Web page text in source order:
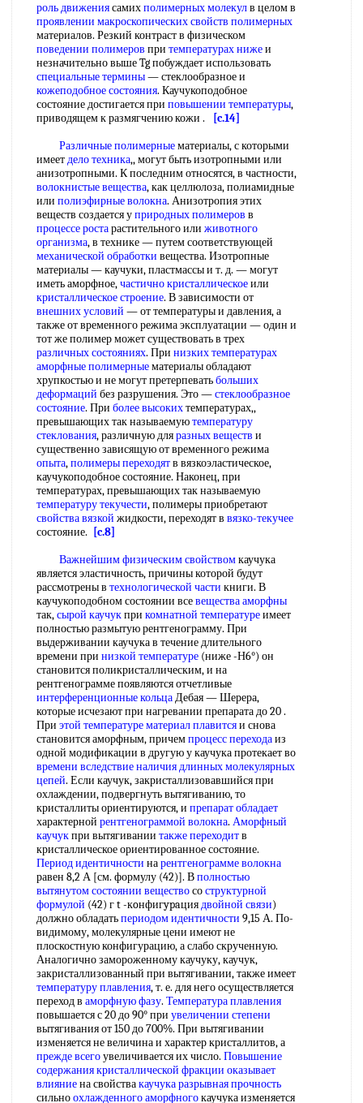
роль движениясамихполимерных молекулв целом в
проявлении макроскопическихсвойств полимерных
материалов. Резкий контраст в физическом
поведении полимеров при температурах нижеи
незначительно выше Tg побуждает использовать
специальные термины— стеклообразное и
кожеподобное состояния. Каучукоподобное
состояние достигается при повышении температуры,
приводящем к размягчению кожи .
[c.14]
Различные полимерныематериалы, с которыми
имеетдело техника,, могут быть изотропными или
анизотропными. К последним относятся, в частности,
волокнистые вещества, как целлюлоза, полиамидные
или полиэфирные волокна. Анизотропия этих
веществ создается уприродных полимеров в
процессе ростарастительного или животного
организма, в технике — путем соответствующей
механической обработки вещества. Изотропные
материалы — каучуки, пластмассы и т. д. — могут
иметь аморфное,частично кристаллическоеили
кристаллическое строение. В зависимости от
внешних условий — от температуры и давления, а
также от временного режима эксплуатации — один и
тот же полимер может существовать в трех
различных состояниях. При низких температурах
аморфные полимерныематериалы обладают
хрупкостью и не могут претерпеватьбольших
деформаций без разрушения. Это —стеклообразное
состояние. При более высокихтемпературах,,
превышающих так называемуютемпературу
стеклования, различную дляразных веществ и
существенно зависящую от временного режима
опыта,полимеры переходятв вязкоэластическое,
каучукоподобное состояние. Наконец, при
температурах, превышающих так называемую
температуру текучести, полимеры приобретают
свойства вязкой жидкости, переходят в вязко-текучее
состояние.
[c.8]
Важнейшим физическим свойствомкаучука
является эластичность, причины которой будут
рассмотрены в технологической части книги. В
каучукоподобном состоянии всевещества аморфны
так,сырой каучукпри комнатной температуреимеет
полностью размытую рентгенограмму. При
выдерживании каучука в течение длительного
времени при низкой температуре (ниже -Н6°) он
становится поликристаллическим, и на
рентгенограмме появляются отчетливые
интерференционные кольцаДебая — Шерера,
которые исчезают при нагревании препарата до 20 .
При этой температурематериал плавитсяи снова
становится аморфным, причемпроцесс переходаиз
одной модификации в другую у каучука протекает во
времени вследствие наличиядлинных молекулярных
цепей. Если каучук, закристаллизовавшийся при
охлаждении, подвергнуть вытягиванию, то
кристаллиты ориентируются, и препарат обладает
характерной рентгенограммой волокна. Аморфный
каучукпри вытягивании также переходитв
кристаллическое ориентированное состояние.
Период идентичности нарентгенограмме волокна
равен 8,2 А [см. формулу (42)]. Вполностью
вытянутомсостоянии веществосоструктурной
формулой (42) г t -кoнфигypaциядвойной связи)
должно обладатьпериодом идентичности 9,15 А. По-
видимому, молекулярные цени имеют не
плоскостную конфигурацию, а слабо скрученную.
Аналогично замороженному каучуку, каучук,
закристаллизованный при вытягивании, также имеет
температуру плавления, т. е. для него осуществляется
переход в аморфную фазу. Температура плавления
повышается с 20 до 90° при увеличении степени
вытягивания от 150 до 700%. При вытягивании
изменяется не величина и характер кристаллитов, а
прежде всегоувеличивается их число. Повышение
содержаниякристаллической фракции оказывает
влияниена свойствакаучука разрывная прочность
сильноохлажденного аморфногокаучука изменяется